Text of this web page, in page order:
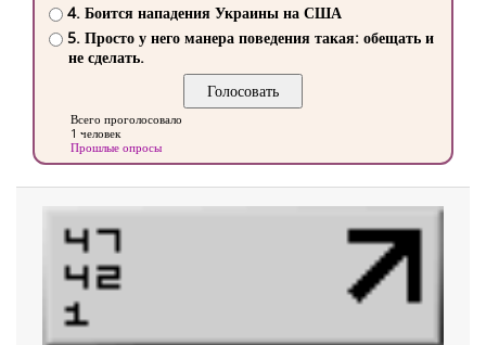
4. Боится нападения Украины на США
5. Просто у него манера поведения такая: обещать и
не сделать.
Всего проголосовало
1 человек
Прошлые опросы